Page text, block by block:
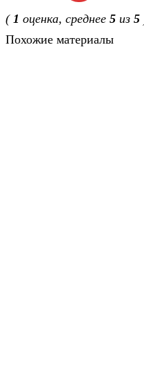
( 1 оценка, среднее 5 из 5
Похожие материалы